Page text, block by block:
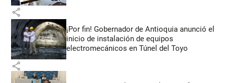
share
¡Por fin! Gobernador de Antioquia anunció el
inicio de instalación de equipos
electromecánicos en Túnel del Toyo
share